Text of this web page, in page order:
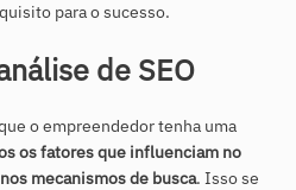
para o sucesso.
de SEO
o empreendedor tenha uma
os fatores que influenciam no
mecanismos de busca. Isso se